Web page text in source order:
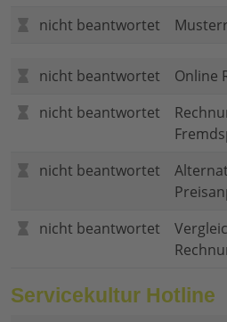
nicht beantwortet
nicht beantwortet
Online
nicht beantwortet
nicht beantwortet
nicht beantwortet
Servicekultur Hotline